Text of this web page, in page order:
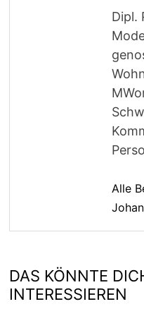
Dipl.
Alle
DAS KÖNNTE
INTERESSIEREN